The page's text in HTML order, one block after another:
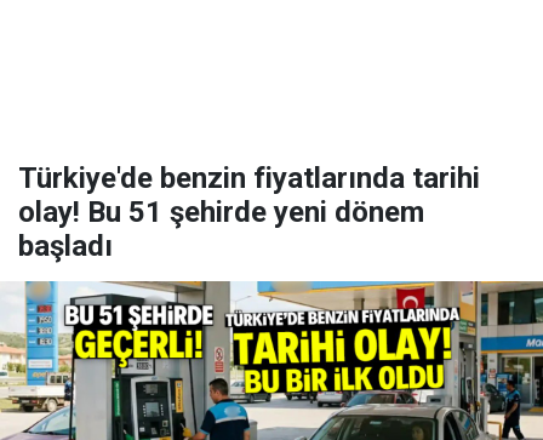
Türkiye'de benzin fiyatlarında tarihi
olay! Bu 51 şehirde yeni dönem
başladı